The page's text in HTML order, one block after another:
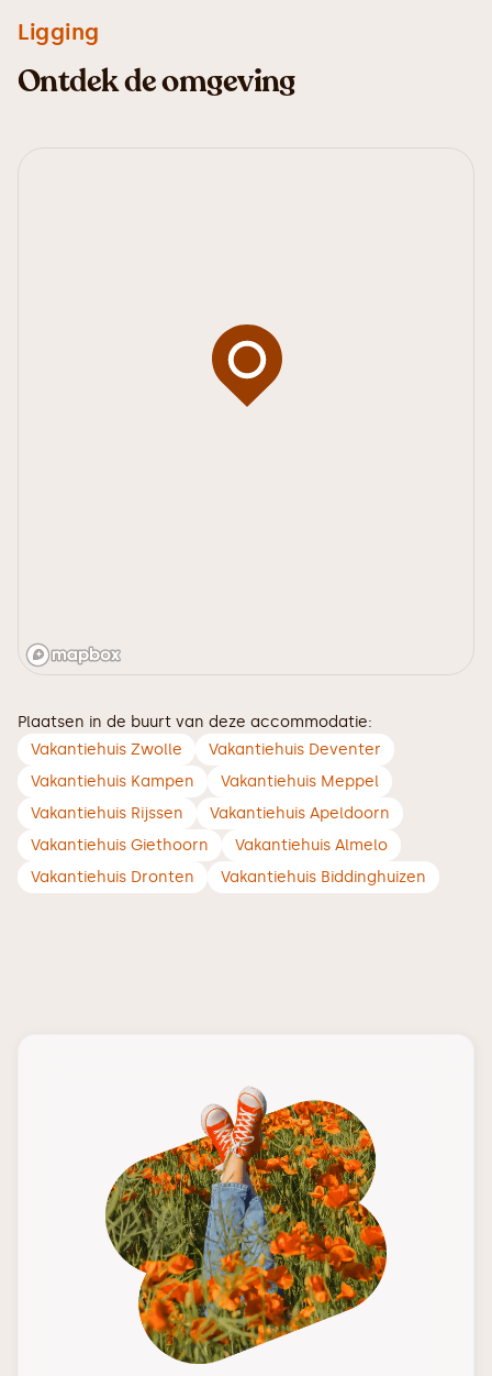
Ligging
Ontdek de omgeving
Plaatsen in de buurt van deze accommodatie:
Vakantiehuis Zwolle
Vakantiehuis Deventer
Vakantiehuis Kampen
Vakantiehuis Meppel
Vakantiehuis Rijssen
Vakantiehuis Apeldoorn
Vakantiehuis Giethoorn
Vakantiehuis Almelo
Vakantiehuis Dronten
Vakantiehuis Biddinghuizen